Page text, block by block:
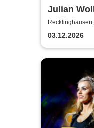
Julian
03.12.2026